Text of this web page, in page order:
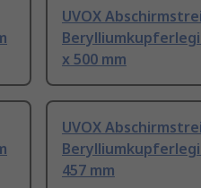
UVOX
x 500 mm
UVOX
457 mm